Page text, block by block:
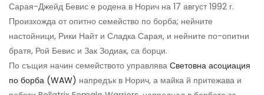
Сарая-Джейд Бевис е родена в Норич на 17 август 1992 г.
Произхожда от опитно семейство по борба; нейните
настойници, Рики Найт и Сладка Сарая, и нейните по-опитни
братя, Рой Бевис и Зак Зодиак, са борци.
По същия начин семейството управлява Световна асоциация
по борба (WAW) напредък в Норич, а майка й притежава и